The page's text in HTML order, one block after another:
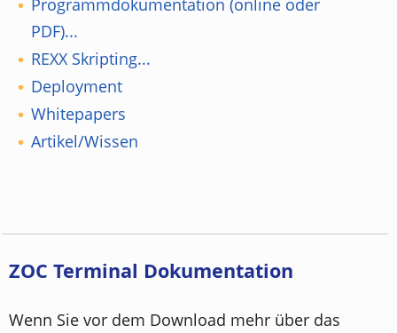
Programmdokumentation (online oder
PDF)...
REXX Skripting...
Deployment
Whitepapers
Artikel/Wissen
ZOC Terminal Dokumentation
Wenn Sie vor dem Download mehr über das